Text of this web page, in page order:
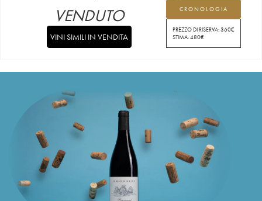
CRONOLOGIA
PREZZO DI RISERVA:360€
STIMA:480€
VENDUTO
VINI SIMILI IN VENDITA